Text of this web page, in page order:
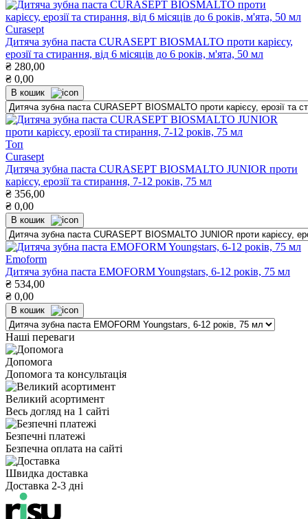
Curasept
Дитяча зубна паста CURASEPT BIOSMALTO проти карієсу,
ерозії та стирання, від 6 місяців до 6 років, м'ята, 50 мл
₴ 280,00
₴ 0,00
В кошик
Топ
Curasept
Дитяча зубна паста CURASEPT BIOSMALTO JUNIOR проти
карієсу, ерозії та стирання, 7-12 років, 75 мл
₴ 356,00
₴ 0,00
В кошик
Emoform
Дитяча зубна паста EMOFORM Youngstars, 6-12 років, 75 мл
₴ 534,00
₴ 0,00
В кошик
Наші переваги
Допомога
Допомога та консультація
Великий асортимент
Весь догляд на 1 сайті
Безпечні платежі
Безпечна оплата на сайті
Швидка доставка
Доставка 2-3 дні